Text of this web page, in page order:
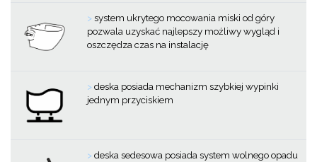
>system ukrytego mocowania miski od góry
pozwala uzyskać najlepszy możliwy wygląd i
oszczędza czas na instalację
>deska posiada mechanizm szybkiej wypinki
jednym przyciskiem
>deska sedesowa posiada system wolnego opadu